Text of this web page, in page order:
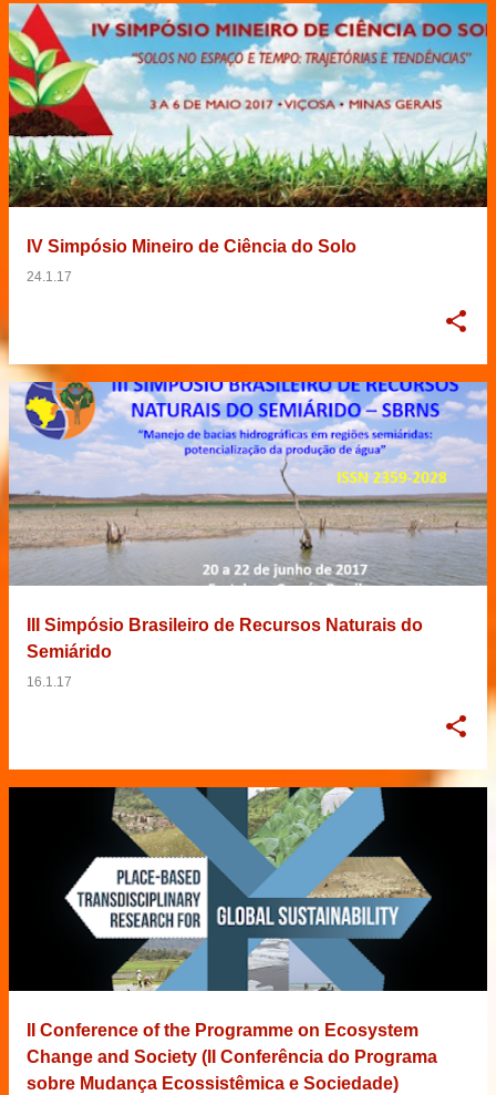
IV Simpósio Mineiro de Ciência do Solo
24.1.17
III Simpósio Brasileiro de Recursos Naturais do
Semiárido
16.1.17
II Conference of the Programme on Ecosystem
Change and Society (II Conferência do Programa
sobre Mudança Ecossistêmica e Sociedade)